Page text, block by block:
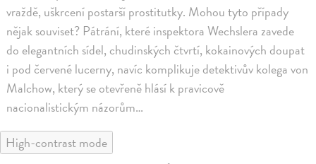
vraždě, uškrcení postarší prostitutky. Mohou tyto případy
nějak souviset? Pátrání, které inspektora Wechslera zavede
do elegantních sídel, chudinských čtvrtí, kokainových doupat
i pod červené lucerny, navíc komplikuje detektivův kolega von
Malchow, který se otevřeně hlásí k pravicově
nacionalistickým názorům…
High-contrast mode